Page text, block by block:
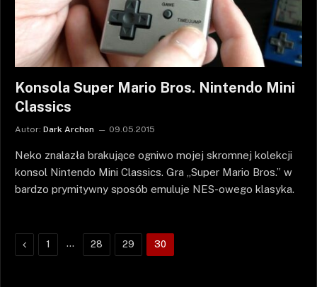
Konsola Super Mario Bros. Nintendo Mini
Classics
Autor: Dark Archon 09.05.2015
Neko znalazła brakujące ogniwo mojej skromnej kolekcji
konsol Nintendo Mini Classics. Gra „Super Mario Bros.” w
bardzo prymitywny sposób emuluje NES-owego klasyka.
Poprzednie
1 … 28 29 30